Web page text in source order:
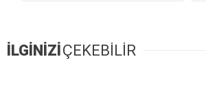
İLGİNİZİ ÇEKEBİLİR